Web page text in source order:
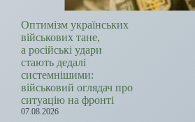
Оптимізм українських
військових тане,
а російські удари
стають дедалі
системнішими:
військовий оглядач про
ситуацію на фронті
07.08.2026